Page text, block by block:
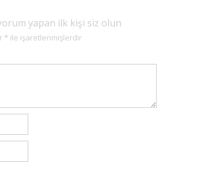
yapan ilk kişi siz olun
* ile işaretlenmişlerdir